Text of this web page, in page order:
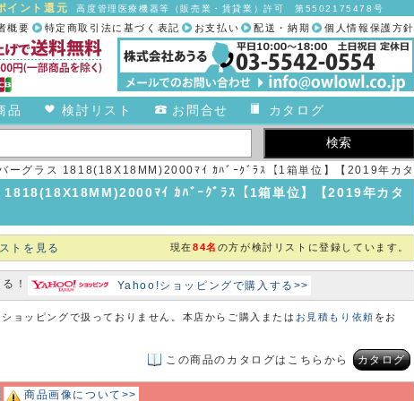
イント還元 高度管理医療機器等（販売業・賃貸業）許可 第5502175478号
個人情報保護方針
配送・納期
お支払い
特定商取引法に基づく表記
概要
品 検討リスト お問合せ カタログ
グラス 1818(18X18MM)2000ﾏｲ ｶﾊﾞｰｸﾞﾗｽ【1箱単位】【2019年カタ
ログ商品】
ﾏｲ ｶﾊﾞｰｸﾞﾗｽ【1箱単位】【2019年カタ
トを見る 現在84名 の方が検討リストに登録しています。
！ Yahoo!ショッピングで購入する>>
ョッピングで扱っておりません。本店からご購入または お見積もり依頼 をお
この商品のカタログはこちらから カタログ
商品画像について>>